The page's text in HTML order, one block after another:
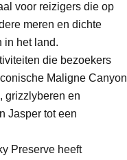
voor reizigers die op
meren en dichte
in het land.
die bezoekers
Maligne Canyon
grizzlyberen en
Jasper tot een
Preserve heeft